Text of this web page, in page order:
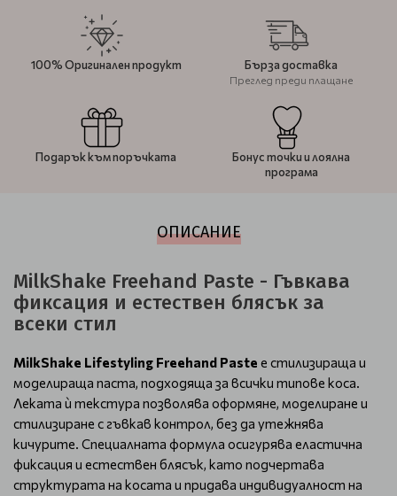
100% Оригинален продукт Бърза доставка
Преглед преди плащане
Подарък към поръчката
Бонус точки и лоялна
програма
ОПИСАНИЕ
MilkShake Freehand Paste - Гъвкава
фиксация и естествен блясък за
всеки стил
MilkShake Lifestyling Freehand Paste е стилизираща и
моделираща паста, подходяща за всички типове коса.
Леката ѝ текстура позволява оформяне, моделиране и
стилизиране с гъвкав контрол, без да утежнява
кичурите. Специалната формула осигурява еластична
фиксация и естествен блясък, като подчертава
структурата на косата и придава индивидуалност на